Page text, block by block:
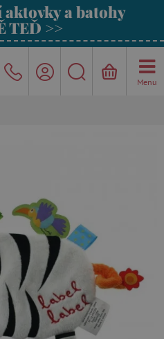
aktovky a batohy
TEĎ >>
Menu